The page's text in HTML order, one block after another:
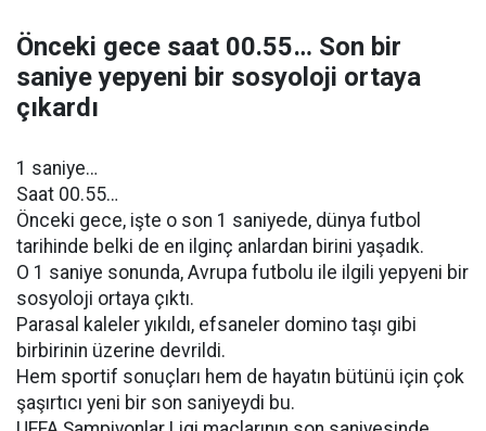
Önceki gece saat 00.55… Son bir
saniye yepyeni bir sosyoloji ortaya
çıkardı
1 saniye…
Saat 00.55…
Önceki gece, işte o son 1 saniyede, dünya futbol
tarihinde belki de en ilginç anlardan birini yaşadık.
O 1 saniye sonunda, Avrupa futbolu ile ilgili yepyeni bir
sosyoloji ortaya çıktı.
Parasal kaleler yıkıldı, efsaneler domino taşı gibi
birbirinin üzerine devrildi.
Hem sportif sonuçları hem de hayatın bütünü için çok
şaşırtıcı yeni bir son saniyeydi bu.